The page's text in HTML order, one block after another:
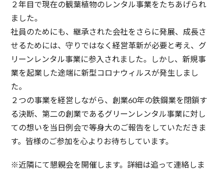
２年目で現在の観葉植物のレンタル事業をたちあげられ
ました。
社員のためにも、継承された会社をさらに発展、成長さ
せるためには、守りではなく経営革新が必要と考え、グ
リーンレンタル事業に参入されました。しかし、新規事
業を起業した途端に新型コロナウィルスが発生しまし
た。
２つの事業を経営しながら、創業60年の鉄鋼業を閉鎖す
る決断、第二の創業であるグリーンレンタル事業に対し
ての想いを当日例会で等身大のご報告をしていただきま
す。皆様のご参加を心よりお待ちしています。
※近隣にて懇親会を開催します。詳細は追って連絡しま